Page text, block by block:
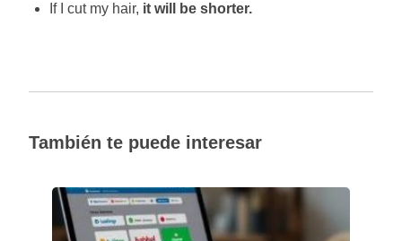
If I cut my hair, it will be shorter.
También te puede interesar